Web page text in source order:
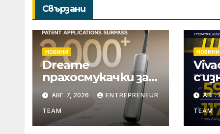
Свързани
НОВИНИ
Dreame
прахосмукачки за
мокро и сухо
почистване
надхвърлиха 2 000
патентни заявки
АВГ. 7, 2026 ENTREPRENEUR
TEAM
НОВИНИ
с
АВГ.
TEAM